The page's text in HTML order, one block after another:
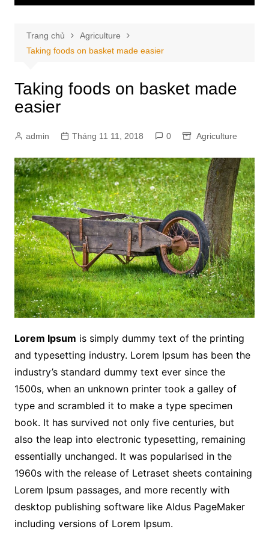
Trang chủ
Agriculture
Taking foods on basket made easier
Taking foods on basket made
easier
admin Tháng 11 11, 2018 0 Agriculture
Lorem Ipsum is simply dummy text of the printing
and typesetting industry. Lorem Ipsum has been the
industry’s standard dummy text ever since the
1500s, when an unknown printer took a galley of
type and scrambled it to make a type specimen
book. It has survived not only five centuries, but
also the leap into electronic typesetting, remaining
essentially unchanged. It was popularised in the
1960s with the release of Letraset sheets containing
Lorem Ipsum passages, and more recently with
desktop publishing software like Aldus PageMaker
including versions of Lorem Ipsum.